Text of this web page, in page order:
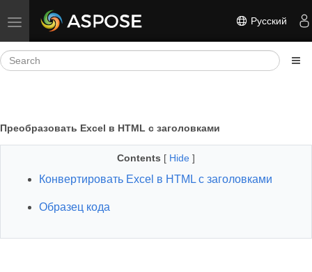
Toggle navigation Русский
Преобразовать Excel в HTML c заголовками
Contents [ Hide ]
Конвертировать Excel в HTML с заголовками
Образец кода